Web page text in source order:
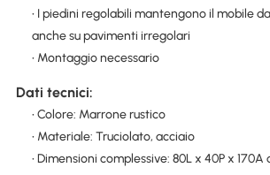
• I piedini regolabili mantengono il mobile
anche su pavimenti irregolari
• Montaggio necessario
Dati tecnici:
• Colore: Marrone rustico
• Materiale: Truciolato, acciaio
• Dimensioni complessive: 80L x 40P x 170A